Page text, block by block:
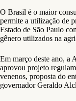
O Brasil é o maior
permite a utilização de
Estado de São Paulo
gênero utilizados na
Em março deste ano, a
aprovou projeto
venenos, proposta do
governador Geraldo